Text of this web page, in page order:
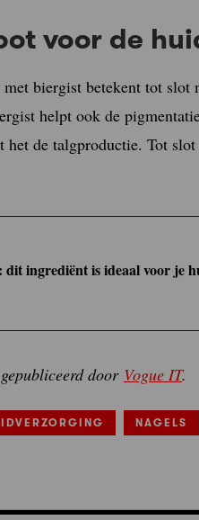
voor de
biergist betekent tot
helpt ook de
het de talgproductie. Tot
dit ingrediënt is ideaal voor je
door Vogue IT.
NAGELS